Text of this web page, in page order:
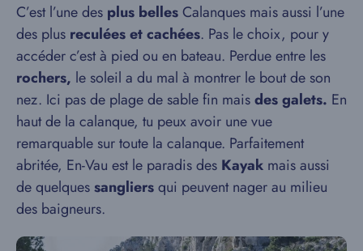
C’est l’une des plus bellesCalanques mais aussi l’une
des plus reculées et cachées. Pas le choix, pour y
accéder c’est à pied ou en bateau. Perdue entre les
rochers, le soleil a du mal à montrer le bout de son
nez. Ici pas de plage de sable fin maisdes galets. En
haut de la calanque, tu peux avoir une vue
remarquable sur toute la calanque. Parfaitement
abritée, En-Vau est le paradis des Kayak mais aussi
de quelquessangliersqui peuvent nager au milieu
des baigneurs.